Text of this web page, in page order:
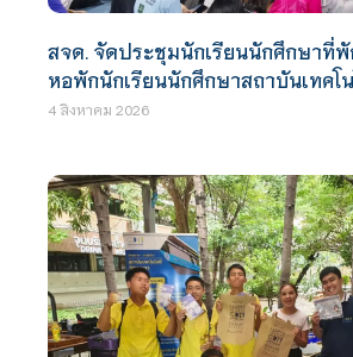
สจด. จัดประชุมนักเรียนนักศึกษาที่พั
หอพักนักเรียนนักศึกษาสถาบันเทคโ
4 สิงหาคม 2026